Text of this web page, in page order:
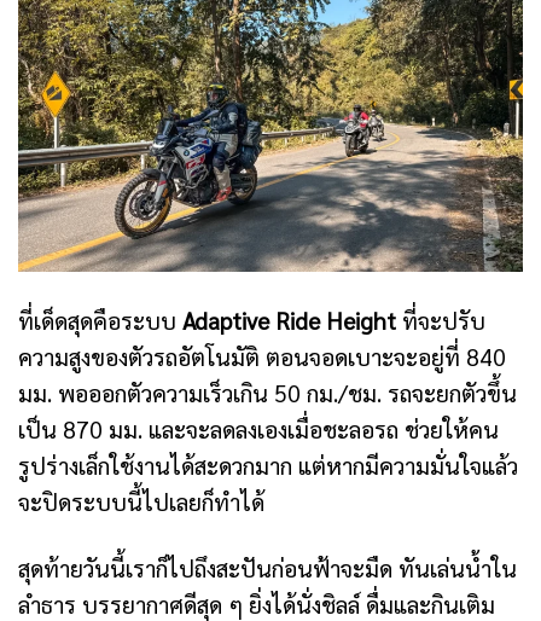
ที่เด็ดสุดคือระบบ Adaptive Ride Height ที่จะปรับ
ความสูงของตัวรถอัตโนมัติ ตอนจอดเบาะจะอยู่ที่ 840
มม. พอออกตัวความเร็วเกิน 50 กม./ชม. รถจะยกตัวขึ้น
เป็น 870 มม. และจะลดลงเองเมื่อชะลอรถ ช่วยให้คน
รูปร่างเล็กใช้งานได้สะดวกมาก แต่หากมีความมั่นใจแล้ว
จะปิดระบบนี้ไปเลยก็ทำได้
สุดท้ายวันนี้เราก็ไปถึงสะปันก่อนฟ้าจะมืด ทันเล่นน้ำใน
ลำธาร บรรยากาศดีสุด ๆ ยิ่งได้นั่งชิลล์ ดื่มและกินเติม